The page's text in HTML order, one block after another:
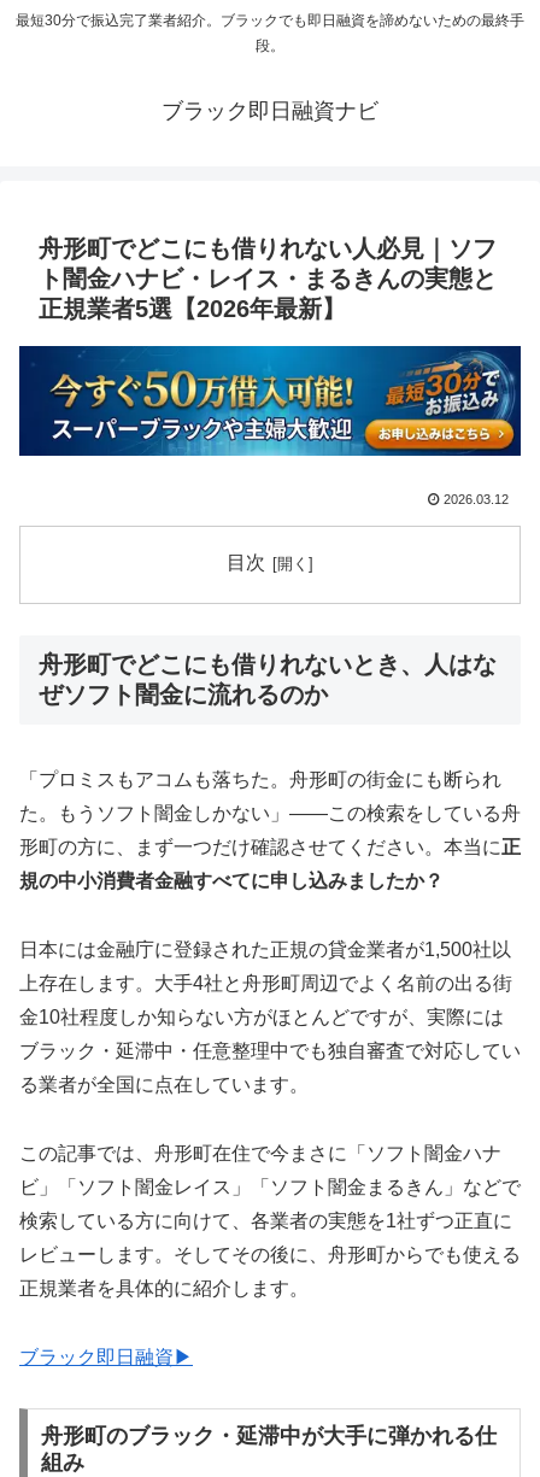
最短30分で振込完了業者紹介。ブラックでも即日融資を諦めないための最終手
段。
ブラック即日融資ナビ
舟形町でどこにも借りれない人必見｜ソフ
ト闇金ハナビ・レイス・まるきんの実態と
正規業者5選【2026年最新】
2026.03.12
目次
舟形町でどこにも借りれないとき、人はな
ぜソフト闇金に流れるのか
「プロミスもアコムも落ちた。舟形町の街金にも断られ
た。もうソフト闇金しかない」——この検索をしている舟
形町の方に、まず一つだけ確認させてください。本当に正
規の中小消費者金融すべてに申し込みましたか？
日本には金融庁に登録された正規の貸金業者が1,500社以
上存在します。大手4社と舟形町周辺でよく名前の出る街
金10社程度しか知らない方がほとんどですが、実際には
ブラック・延滞中・任意整理中でも独自審査で対応してい
る業者が全国に点在しています。
この記事では、舟形町在住で今まさに「ソフト闇金ハナ
ビ」「ソフト闇金レイス」「ソフト闇金まるきん」などで
検索している方に向けて、各業者の実態を1社ずつ正直に
レビューします。そしてその後に、舟形町からでも使える
正規業者を具体的に紹介します。
ブラック即日融資▶
舟形町のブラック・延滞中が大手に弾かれる仕
組み